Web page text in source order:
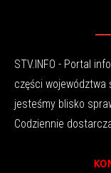
STV.INFO - Portal
części województwa
jesteśmy blisko
Codziennie